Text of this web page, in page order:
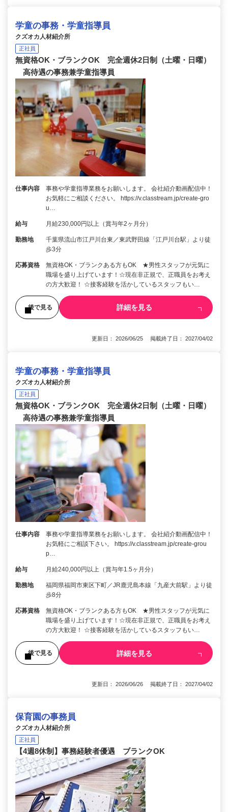
学童の事務・学童指導員
クズオカ人材紹介所
正社員
無資格OK・ブランクOK 完全週休2日制（土曜・日曜）
高待遇の事務兼学童指導員
仕事内容
事務や学童指導業務をお願いします。 会社紹介動画配信中！
お気軽にご相談ください。 https://v.classtream.jp/create-gro
u…
給与 月給230,000円以上（賞与年2ヶ月分）
勤務地
千葉県流山市江戸川台東／東武野田線「江戸川台駅」より徒
歩3分
応募資格
無資格OK・ブランクある方もOK ★男性スタッフが元気に
職場を盛り上げています！☆現在非正規で、正職員をお考え
の方大歓迎！ ☆接客経験を活かしているスタッフもい…
後で見る 詳細を見る
更新日： 2026/06/25 掲載終了日： 2027/04/02
学童の事務・学童指導員
クズオカ人材紹介所
正社員
無資格OK・ブランクOK 完全週休2日制（土曜・日曜）
高待遇の事務兼学童指導員
仕事内容
事務や学童指導業務をお願いします。 会社紹介動画配信中！
お気軽にご相談下さい。 https://v.classtream.jp/create-grou
p…
給与 月給240,000円以上（賞与年1.5ヶ月分）
勤務地
福岡県福岡市東区下町／JR鹿児島本線「九産大前駅」より徒
歩8分
応募資格
無資格OK・ブランクある方もOK ★男性スタッフが元気に
職場を盛り上げています！☆現在非正規で、正職員をお考え
の方大歓迎！ ☆接客経験を活かしているスタッフもい…
後で見る 詳細を見る
更新日： 2026/06/26 掲載終了日： 2027/04/02
保育園の事務員
クズオカ人材紹介所
正社員
【4週8休制】事務経験者優遇 ブランクOK